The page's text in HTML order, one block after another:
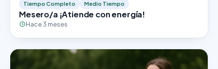
Tiempo Completo Medio Tiempo
Mesero/a ¡Atiende con energía!
Hace 3 meses